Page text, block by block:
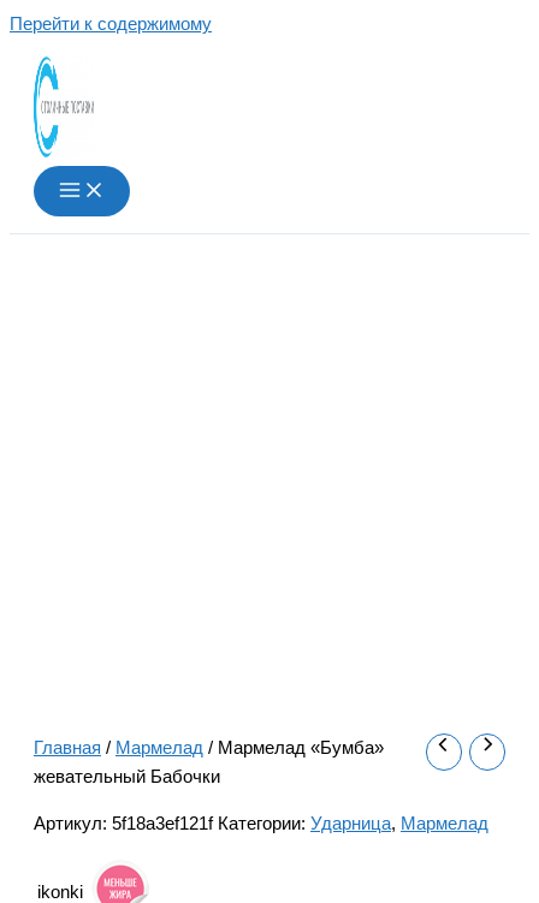
Перейти к содержимому
Главная / Мармелад / Мармелад «Бумба»
жевательный Бабочки
Артикул: 5f18a3ef121f Категории: Ударница, Мармелад
ikonki